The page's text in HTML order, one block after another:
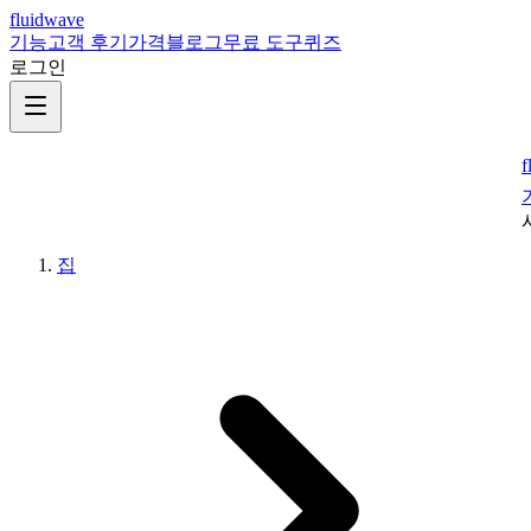
fluidwave
기능고객 후기 가격블로그무료 도구퀴즈
로그인
집